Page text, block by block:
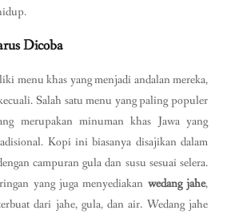
Dicoba
menu khas yang menjadi andalan mereka,
Salah satu menu yang paling populer
merupakan minuman khas Jawa yang
Kopi ini biasanya disajikan dalam
campuran gula dan susu sesuai selera.
yang juga menyediakan wedang jahe,
dari jahe, gula, dan air. Wedang jahe